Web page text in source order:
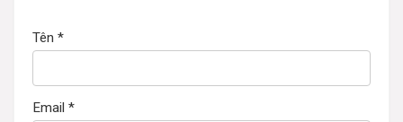
Tên *
Email *